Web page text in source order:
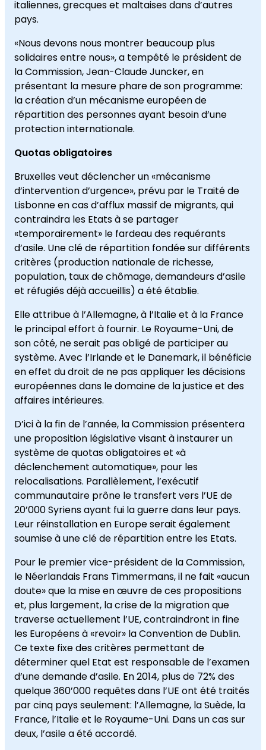
italiennes, grecques et maltaises dans d’autres
pays.
«Nous devons nous montrer beaucoup plus
solidaires entre nous», a tempêté le président de
la Commission, Jean-Claude Juncker, en
présentant la mesure phare de son programme:
la création d’un mécanisme européen de
répartition des personnes ayant besoin d’une
protection internationale.
Quotas obligatoires
Bruxelles veut déclencher un «mécanisme
d’intervention d’urgence», prévu par le Traité de
Lisbonne en cas d’afflux massif de migrants, qui
contraindra les Etats à se partager
«temporairement» le fardeau des requérants
d’asile. Une clé de répartition fondée sur différents
critères (production nationale de richesse,
population, taux de chômage, demandeurs d’asile
et réfugiés déjà accueillis) a été établie.
Elle attribue à l’Allemagne, à l’Italie et à la France
le principal effort à fournir. Le Royaume-Uni, de
son côté, ne serait pas obligé de participer au
système. Avec l’Irlande et le Danemark, il bénéficie
en effet du droit de ne pas appliquer les décisions
européennes dans le domaine de la justice et des
affaires intérieures.
D’ici à la fin de l’année, la Commission présentera
une proposition législative visant à instaurer un
système de quotas obligatoires et «à
déclenchement automatique», pour les
relocalisations. Parallèlement, l’exécutif
communautaire prône le transfert vers l’UE de
20’000 Syriens ayant fui la guerre dans leur pays.
Leur réinstallation en Europe serait également
soumise à une clé de répartition entre les Etats.
Pour le premier vice-président de la Commission,
le Néerlandais Frans Timmermans, il ne fait «aucun
doute» que la mise en œuvre de ces propositions
et, plus largement, la crise de la migration que
traverse actuellement l’UE, contraindront in fine
les Européens à «revoir» la Convention de Dublin.
Ce texte fixe des critères permettant de
déterminer quel Etat est responsable de l’examen
d’une demande d’asile. En 2014, plus de 72% des
quelque 360’000 requêtes dans l’UE ont été traités
par cinq pays seulement: l’Allemagne, la Suède, la
France, l’Italie et le Royaume-Uni. Dans un cas sur
deux, l’asile a été accordé.